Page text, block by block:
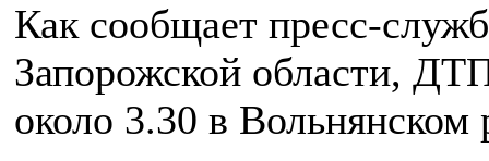
Как сообщает пресс-
Запорожской области,
около 3.30 в Вольнянском